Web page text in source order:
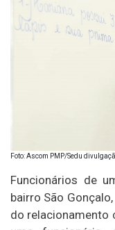
Foto: Ascom PMP/Sedu
Funcionários de
bairro São
do relacionamento